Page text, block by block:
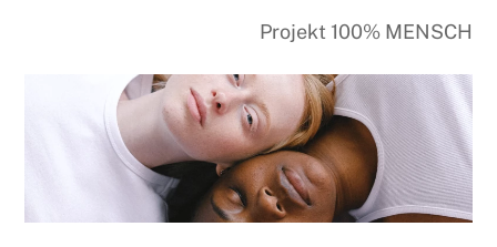
Projekt 100% MENSCH